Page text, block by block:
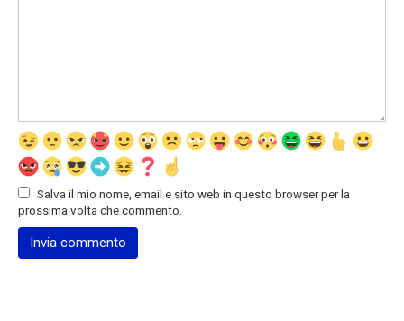
Salva il mio nome, email e sito web in questo browser per la
prossima volta che commento.